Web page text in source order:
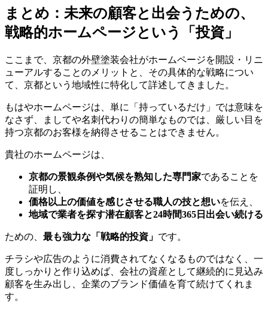
まとめ：未来の顧客と出会うための、
戦略的ホームページという「投資」
ここまで、京都の外壁塗装会社がホームページを開設・リニ
ューアルすることのメリットと、その具体的な戦略につい
て、京都という地域性に特化して詳述してきました。
もはやホームページは、単に「持っているだけ」では意味を
なさず、ましてや名刺代わりの簡単なものでは、厳しい目を
持つ京都のお客様を納得させることはできません。
貴社のホームページは、
京都の景観条例や気候を熟知した専門家であることを
証明し、
価格以上の価値を感じさせる職人の技と想いを伝え、
地域で業者を探す潜在顧客と24時間365日出会い続ける
ための、 最も強力な「戦略的投資」 です。
チラシや広告のように消費されてなくなるものではなく、一
度しっかりと作り込めば、会社の資産として継続的に見込み
顧客を生み出し、企業のブランド価値を育て続けてくれま
す。